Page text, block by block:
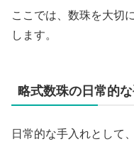
ここでは、数珠を大切
します。
略式数珠の日常的
日常的な手入れとして